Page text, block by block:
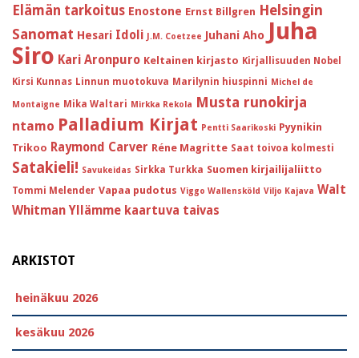
Elämän tarkoitus Enostone Ernst Billgren Helsingin
Sanomat Hesari Idoli J.M. Coetzee Juhani Aho Juha
Siro Kari Aronpuro Keltainen kirjasto Kirjallisuuden Nobel
Kirsi Kunnas Linnun muotokuva Marilynin hiuspinni Michel de
Montaigne Mika Waltari Mirkka Rekola Musta runokirja
ntamo Palladium Kirjat Pentti Saarikoski Pyynikin
Trikoo Raymond Carver Réne Magritte Saat toivoa kolmesti
Satakieli! Savukeidas Sirkka Turkka Suomen kirjailijaliitto
Tommi Melender Vapaa pudotus Viggo Wallensköld Viljo Kajava Walt
Whitman Yllämme kaartuva taivas
ARKISTOT
heinäkuu 2026
kesäkuu 2026